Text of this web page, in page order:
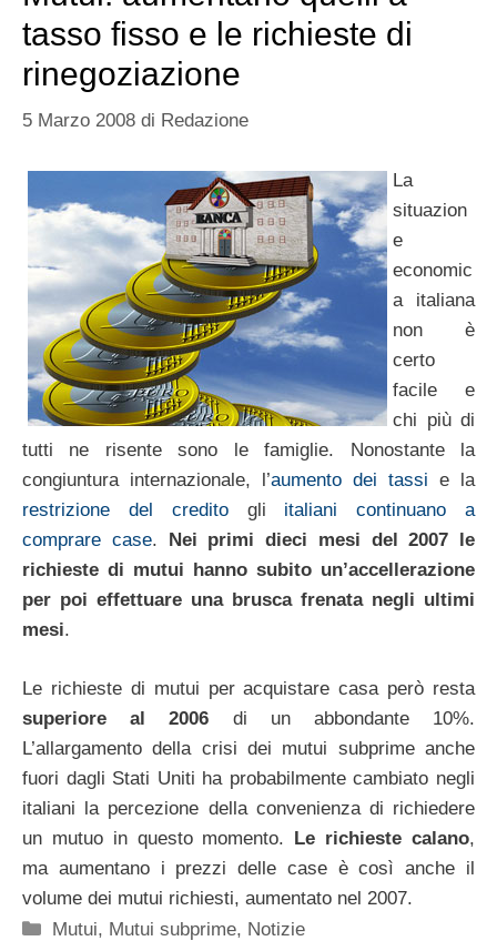
tasso fisso e le richieste di
rinegoziazione
5 Marzo 2008 di Redazione
La
situazion
e
economic
a italiana
non è
certo
facile e
chi più di
tutti ne risente sono le famiglie. Nonostante la
congiuntura internazionale, l’aumento dei tassi e la
restrizione del creditogli italiani continuano a
comprare case.
Nei primi dieci mesi del 2007 le
richieste di mutui hanno subito un’accellerazione
per poi effettuare una brusca frenata negli ultimi
mesi.
Le richieste di mutui per acquistare casa però resta
superiore al 2006 di un abbondante 10%.
L’allargamento della crisi dei mutui subprime anche
fuori dagli Stati Uniti ha probabilmente cambiato negli
italiani la percezione della convenienza di richiedere
un mutuo in questo momento. Le richieste calano,
ma aumentano i prezzi delle case è così anche il
volume dei mutui richiesti, aumentato nel 2007.
Categorie
Mutui, Mutui subprime, Notizie